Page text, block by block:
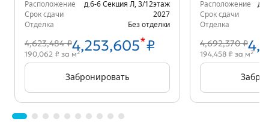
Расположение
д.6-6 Секция Л 3/12этаж
Срок сдачи
2027
Отделка
Без отделки
4,623,484 ₽4,253,605*₽
190,062 ₽ за м2
Забронировать
Расположение
Срок сдачи
Отделка
4,692,370 ₽
194,458 ₽ за м2